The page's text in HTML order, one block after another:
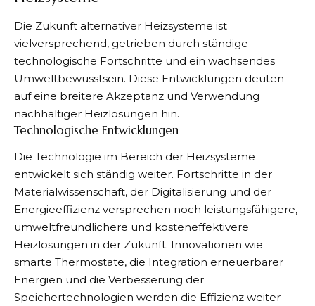
Die Zukunft alternativer Heizsysteme ist
vielversprechend, getrieben durch ständige
technologische Fortschritte und ein wachsendes
Umweltbewusstsein. Diese Entwicklungen deuten
auf eine breitere Akzeptanz und Verwendung
nachhaltiger Heizlösungen hin.
Technologische Entwicklungen
Die Technologie im Bereich der Heizsysteme
entwickelt sich ständig weiter. Fortschritte in der
Materialwissenschaft, der Digitalisierung und der
Energieeffizienz versprechen noch leistungsfähigere,
umweltfreundlichere und kosteneffektivere
Heizlösungen in der Zukunft. Innovationen wie
smarte Thermostate, die Integration erneuerbarer
Energien und die Verbesserung der
Speichertechnologien werden die Effizienz weiter